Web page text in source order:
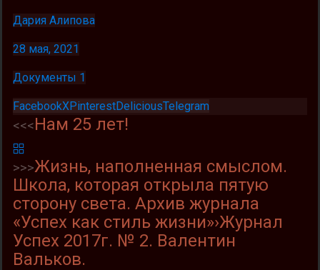
Дария Алипова
28 мая, 2021
Документы 1
FacebookXPinterestDeliciousTelegram
<<<Нам 25 лет!
>>>Жизнь, наполненная смыслом.
Школа, которая открыла пятую
сторону света. Архив журнала
«Успех как стиль жизни»›Журнал
Успех 2017г. № 2. Валентин
Вальков.